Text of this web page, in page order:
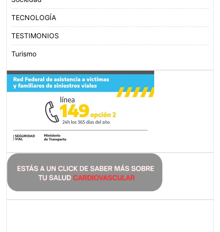
TECNOLOGÍA
TESTIMONIOS
Turismo